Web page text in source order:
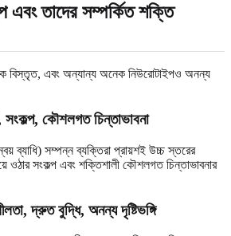
এবং তাদের সম্পর্কিত শক্তি
বিস্তৃত, এবং অন্যান্য অনেক নিউরোটাইপও অনন্য
সংকল্প, কৌশলগত চিন্তাভাবনা
ব্যাধি) সম্পন্ন ব্যক্তিরা প্রায়শই উচ্চ স্তরের
ওঠার সংকল্প এবং শক্তিশালী কৌশলগত চিন্তাভাবনার
দ্রুত বুদ্ধি, অনন্য দৃষ্টিভঙ্গি